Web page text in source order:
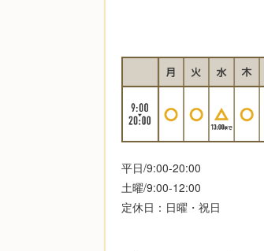
平日/9:00-20:00
土曜/9:00-12:00
定休日：日曜・祝日